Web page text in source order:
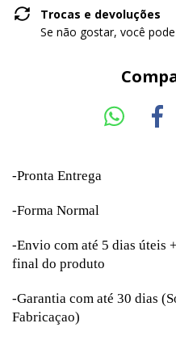
Trocas e devoluções
Se não gostar, você
-Pronta Entrega
-Forma Normal
-Envio com até 5 dias úteis
final do produto
-Garantia com até 30 dias
Fabricaçao)